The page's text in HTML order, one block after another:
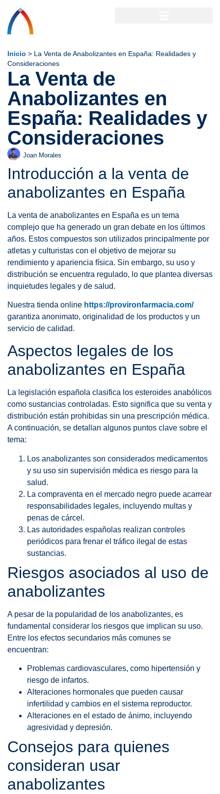
Inicio > La Venta de Anabolizantes en España: Realidades y
Consideraciones
La Venta de
Anabolizantes en
España: Realidades y
Consideraciones
Joan Morales
Introducción a la venta de
anabolizantes en España
La venta de anabolizantes en España es un tema
complejo que ha generado un gran debate en los últimos
años. Estos compuestos son utilizados principalmente por
atletas y culturistas con el objetivo de mejorar su
rendimiento y apariencia física. Sin embargo, su uso y
distribución se encuentra regulado, lo que plantea diversas
inquietudes legales y de salud.
Nuestra tienda online https://provironfarmacia.com/
garantiza anonimato, originalidad de los productos y un
servicio de calidad.
Aspectos legales de los
anabolizantes en España
La legislación española clasifica los esteroides anabólicos
como sustancias controladas. Esto significa que su venta y
distribución están prohibidas sin una prescripción médica.
A continuación, se detallan algunos puntos clave sobre el
tema:
Los anabolizantes son considerados medicamentos
y su uso sin supervisión médica es riesgo para la
salud.
La compraventa en el mercado negro puede acarrear
responsabilidades legales, incluyendo multas y
penas de cárcel.
Las autoridades españolas realizan controles
periódicos para frenar el tráfico ilegal de estas
sustancias.
Riesgos asociados al uso de
anabolizantes
A pesar de la popularidad de los anabolizantes, es
fundamental considerar los riesgos que implican su uso.
Entre los efectos secundarios más comunes se
encuentran:
Problemas cardiovasculares, como hipertensión y
riesgo de infartos.
Alteraciones hormonales que pueden causar
infertilidad y cambios en el sistema reproductor.
Alteraciones en el estado de ánimo, incluyendo
agresividad y depresión.
Consejos para quienes
consideran usar
anabolizantes